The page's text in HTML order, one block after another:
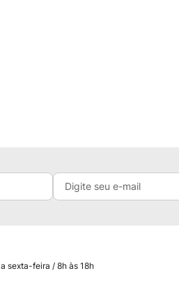
sexta-feira / 8h às 18h